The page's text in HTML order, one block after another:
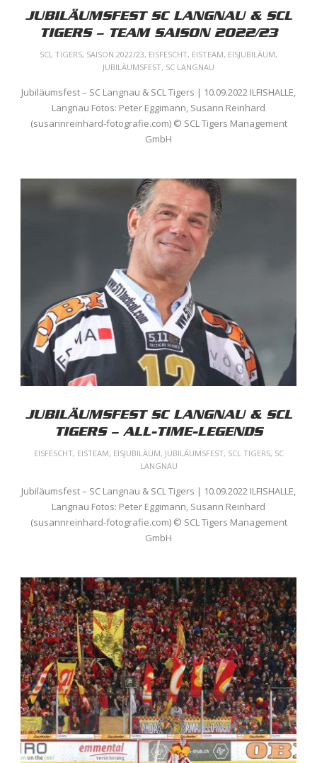
JUBILÄUMSFEST SC LANGNAU & SCL
TIGERS – TEAM SAISON 2022/23
SCL TIGERS, SAISON 2022/23, EISFESCHT, EISTEAM, EISJUBILÄUM,
JUBILÄUMSFEST, SC LANGNAU
Jubiläumsfest – SC Langnau & SCL Tigers | 10.09.2022 ILFISHALLE,
Langnau Fotos: Peter Eggimann, Susann Reinhard
(susannreinhard-fotografie.com) © SCL Tigers Management
GmbH
JUBILÄUMSFEST SC LANGNAU & SCL
TIGERS – ALL-TIME-LEGENDS
EISFESCHT, EISTEAM, EISJUBILÄUM, JUBILÄUMSFEST, SCL TIGERS, SC
LANGNAU
Jubiläumsfest – SC Langnau & SCL Tigers | 10.09.2022 ILFISHALLE,
Langnau Fotos: Peter Eggimann, Susann Reinhard
(susannreinhard-fotografie.com) © SCL Tigers Management
GmbH